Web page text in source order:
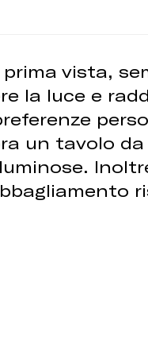
vista,
la luce e
un tavolo